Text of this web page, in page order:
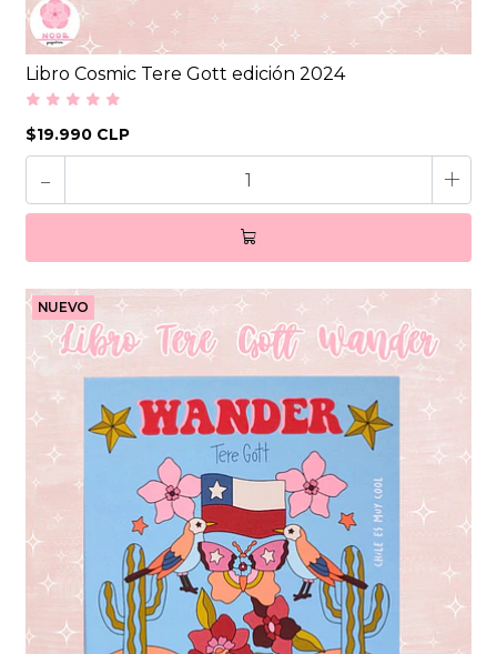
Libro Cosmic Tere Gott edición 2024
$19.990 CLP
- +
NUEVO